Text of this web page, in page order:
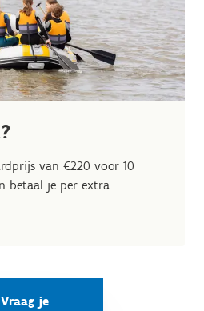
van €220 voor 10
betaal je per extra
Vraag je